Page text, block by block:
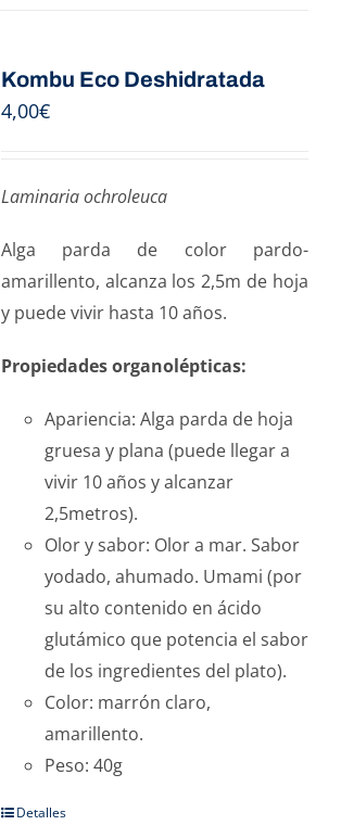
Kombu Eco Deshidratada
4,00€
Laminaria ochroleuca
Alga parda de color pardo-
amarillento, alcanza los 2,5m de hoja
y puede vivir hasta 10 años.
Propiedades organolépticas:
Apariencia: Alga parda de hoja
gruesa y plana (puede llegar a
vivir 10 años y alcanzar
2,5metros).
Olor y sabor: Olor a mar. Sabor
yodado, ahumado. Umami (por
su alto contenido en ácido
glutámico que potencia el sabor
de los ingredientes del plato).
Color: marrón claro,
amarillento.
Peso: 40g
Detalles